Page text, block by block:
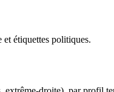
et étiquettes politiques.